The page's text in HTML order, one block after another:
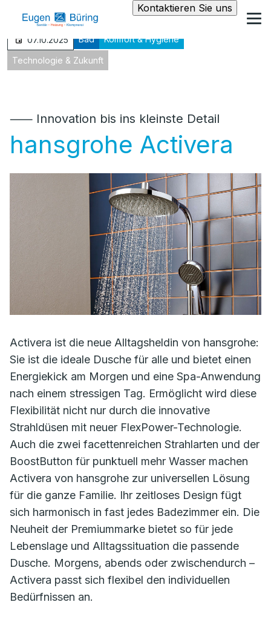
Kontaktieren Sie uns
07.10.2025 Bad Komfort & Hygiene
Technologie & Zukunft
⸺ Innovation bis ins kleinste Detail
hansgrohe Activera
Activera ist die neue Alltagsheldin von hansgrohe:
Sie ist die ideale Dusche für alle und bietet einen
Energiekick am Morgen und eine Spa-Anwendung
nach einem stressigen Tag. Ermöglicht wird diese
Flexibilität nicht nur durch die innovative
Strahldüsen mit neuer FlexPower-Technologie.
Auch die zwei facettenreichen Strahlarten und der
BoostButton für punktuell mehr Wasser machen
Activera von hansgrohe zur universellen Lösung
für die ganze Familie. Ihr zeitloses Design fügt
sich harmonisch in fast jedes Badezimmer ein. Die
Neuheit der Premiummarke bietet so für jede
Lebenslage und Alltagssituation die passende
Dusche. Morgens, abends oder zwischendurch –
Activera passt sich flexibel den individuellen
Bedürfnissen an.